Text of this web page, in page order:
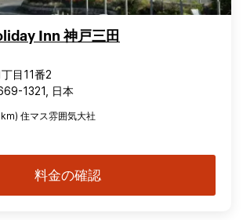
Inn 神戸三田
目11番2
1321, 日本
住マス雰囲気大社
料金の確認